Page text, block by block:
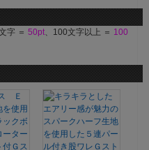
字 ＝ 50pt、100文字以上 ＝ 100